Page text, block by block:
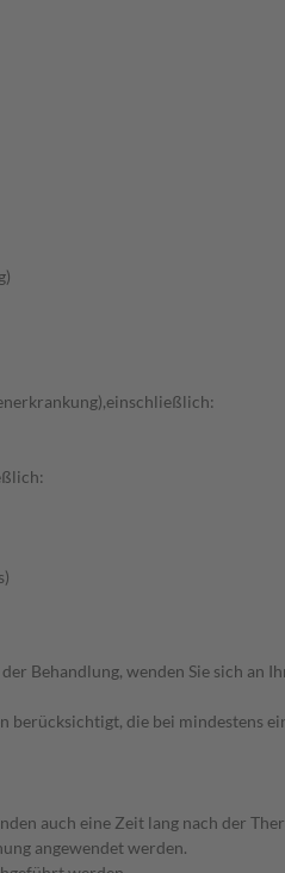
Behandlung, wenden Sie sich an
die bei mindestens
auch eine Zeit lang nach der
angewendet werden.